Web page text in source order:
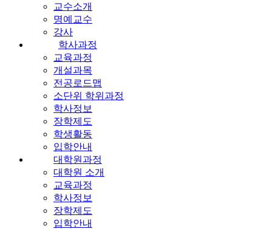
교수소개
명예교수
강사
학사과정
교육과정
개설과목
전공로드맵
소단위 학위과정
학사정보
장학제도
학생활동
입학안내
대학원과정
대학원 소개
교육과정
학사정보
장학제도
입학안내